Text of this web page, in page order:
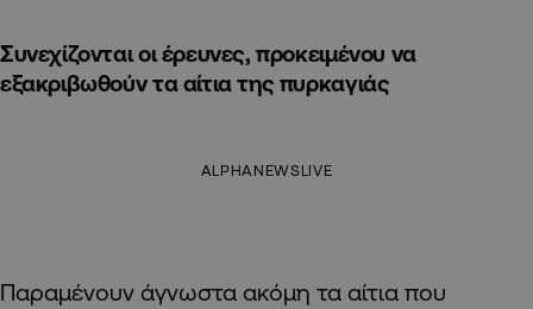
Συνεχίζονται οι έρευνες, προκειμένου να
εξακριβωθούν τα αίτια της πυρκαγιάς
ALPHANEWSLIVE
Παραμένουν άγνωστα ακόμη τα αίτια που